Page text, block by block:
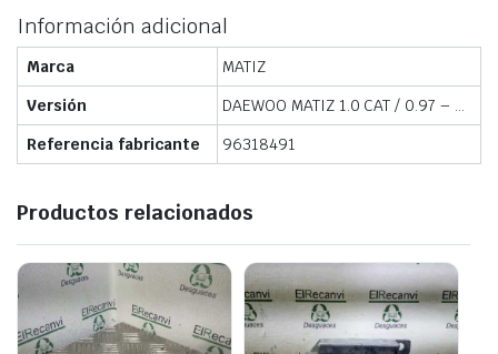
Información adicional
Marca
MATIZ
Versión
DAEWOO MATIZ 1.0 CAT / 0.97 – …
Referencia fabricante
96318491
Productos relacionados